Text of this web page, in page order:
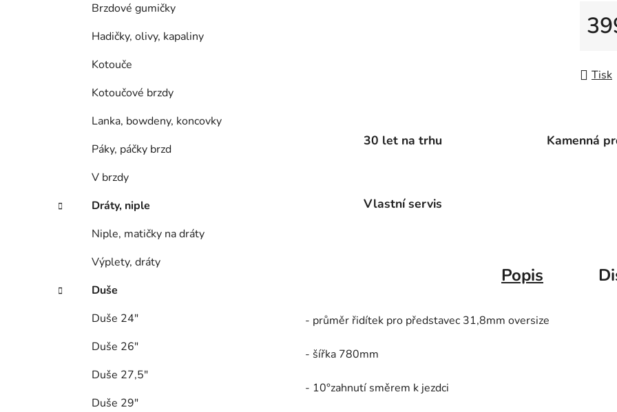
Brzdové gumičky
Hadičky, olivy, kapaliny
Kotouče
Kotoučové brzdy
Lanka, bowdeny, koncovky
Páky, páčky brzd
V brzdy
Dráty, niple
Niple, matičky na dráty
Výplety, dráty
Duše
Duše 24"
Duše 26"
Duše 27,5"
Duše 29"
Tisk
30 let na trhu Kamenná
Vlastní servis
Popis
- průměr řidítek pro představec 31,8mm oversize
- šířka 780mm
- 10°zahnutí směrem k jezdci